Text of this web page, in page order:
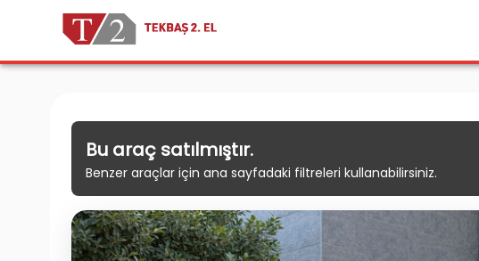
Bu araç satılmıştır.
Benzer araçlar için ana sayfadaki filtreleri kullanabilirsiniz.